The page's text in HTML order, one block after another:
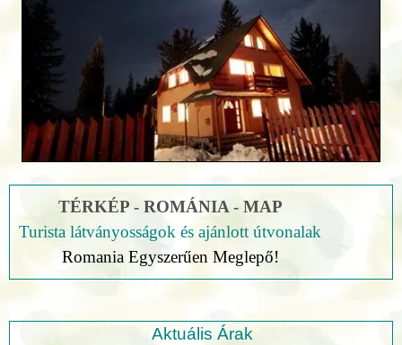
TÉRKÉP - ROMÁNIA - MAP
Turista látványosságok és ajánlott útvonalak
Romania Egyszerűen Meglepő!
Aktuális Árak